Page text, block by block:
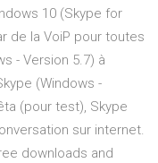
10 (Skype for
de la VoiP pour toutes
- Version 5.7) à
(Windows -
(pour test), Skype
sur internet.
downloads and